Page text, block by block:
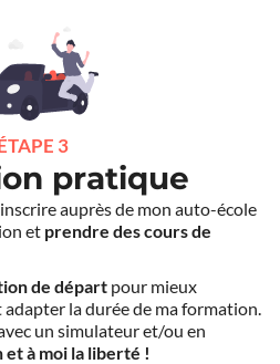
3
pratique
auprès de mon auto-école
et prendre des cours de
de départ pour mieux
la durée de ma formation.
un simulateur et/ou en
et à moi la liberté !